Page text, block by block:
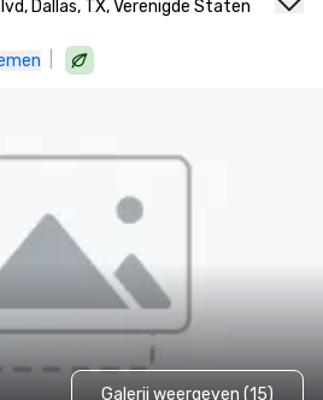
Dallas, TX, Verenigde Staten
Galerij weergeven (15)